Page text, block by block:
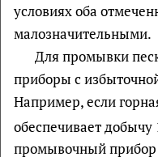
условиях оба
малозначительными.
Для промывки
приборы с
Например, если
обеспечивает добычу
промывочный прибор